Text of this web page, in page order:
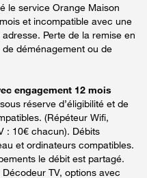
le service Orange Maison
et incompatible avec une
Perte de la remise en
déménagement ou de
engagement 12 mois
réserve d’éligibilité et de
(Répéteur Wifi,
: 10€ chacun). Débits
et ordinateurs compatibles.
le débit est partagé.
TV, options avec